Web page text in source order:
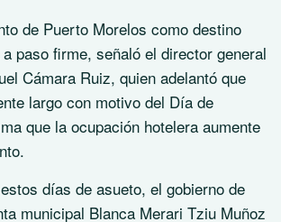
de Puerto Morelos como destino
paso firme, señaló el director general
Cámara Ruiz, quien adelantó que
largo con motivo del Día de
que la ocupación hotelera aumente
días de asueto, el gobierno de
municipal Blanca Merari Tziu Muñoz